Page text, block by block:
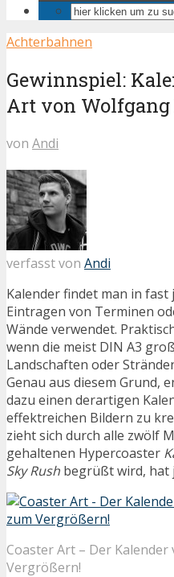
Achterbahnen
Gewinnspiel:
Art von Wolfgang
von Andi
verfasst von Andi
Kalender findet man in fast
Eintragen von Terminen
Wände verwendet.
wenn die meist DIN A3
Landschaften oder
Genau aus diesem Grund,
dazu einen derartigen
effektreichen Bildern zu
zieht sich durch alle zwölf
gehaltenen Hypercoaster
Sky Rush begrüßt wird, hat
Coaster Art – Der
Vergrößern!